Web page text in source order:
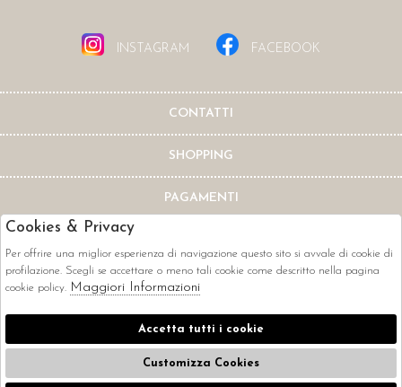
INSTAGRAM FACEBOOK
CONTATTI
SHOPPING
PAGAMENTI
CORRIERI
Cookies & Privacy
Per offrire una miglior esperienza di navigazione questo sito si avvale di cookie di
profilazione. Scegli se accettare o meno tali cookie come descritto nella pagina
cookie policy. Maggiori Informazioni
Accetta tutti i cookie
Customizza Cookies